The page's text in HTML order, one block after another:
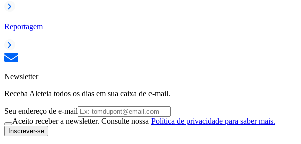
Reportagem
Newsletter
Receba Aleteia todos os dias em sua caixa de e-mail.
Seu endereço de e-mail
Aceito receber a newsletter. Consulte nossa Política de privacidade para saber mais.
Inscrever-se